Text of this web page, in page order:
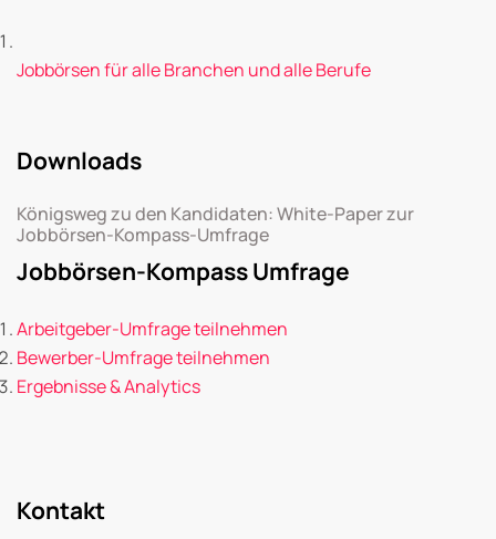
Jobbörsen für alle Branchen und alle Berufe
Downloads
Königsweg zu den Kandidaten: White-Paper zur
Jobbörsen-Kompass-Umfrage
Jobbörsen-Kompass Umfrage
Arbeitgeber-Umfrage teilnehmen
Bewerber-Umfrage teilnehmen
Ergebnisse & Analytics
Kontakt